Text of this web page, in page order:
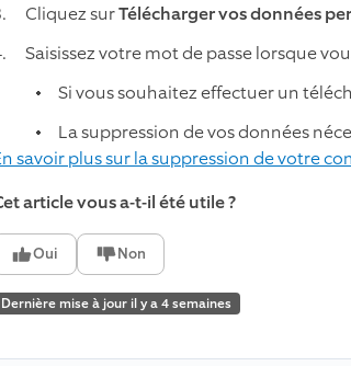
Cliquez surTélécharger vos données
Saisissez votre mot de passe lorsque
Si vous souhaitez effectuer un
La suppression de vos données
savoir plus sur la suppression de votre
article vous a-t-il été utile ?
Oui Non
Dernière mise à jour il y a 4 semaines